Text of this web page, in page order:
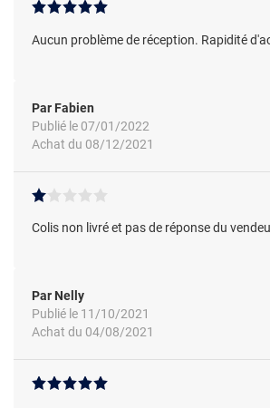
Aucun problème de réception. Rapidité
Par Fabien
Publié le 07/01/2022
Achat du 08/12/2021
Colis non livré et pas de réponse du
Par Nelly
Publié le 11/10/2021
Achat du 04/08/2021